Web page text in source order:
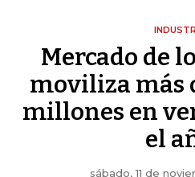
Mercado de
moviliza más
millones en
el
sábado, 11 de